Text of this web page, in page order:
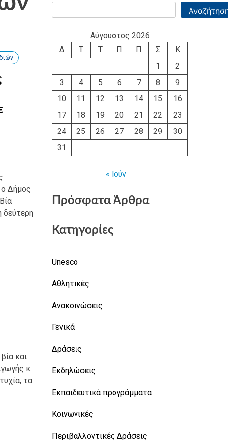
ο Δήμος
δεύτερη
και
κ.
τα
Αύγουστος 2026
Δ
Τ Τ Π Π Σ
Κ
1
2
3
4 5 6 7 8
9
10
11 12 13 14 15
16
17
18 19 20 21 22
23
24
25 26 27 28 29
30
31
« Ιούν
Πρόσφατα Άρθρα
Κατηγορίες
Unesco
Αθλητικές
Ανακοινώσεις
Γενικά
Δράσεις
Εκδηλώσεις
Εκπαιδευτικά προγράμματα
Κοινωνικές
Περιβαλλοντικές Δράσεις